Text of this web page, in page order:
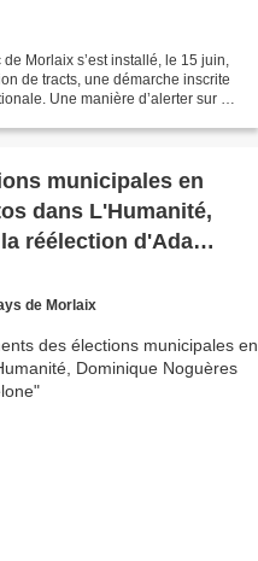
Morlaix s’est installé, le 15 juin,
de tracts, une démarche inscrite
Une manière d’alerter sur «
municipales en
dans L'Humanité,
réélection d'Ada
de Morlaix